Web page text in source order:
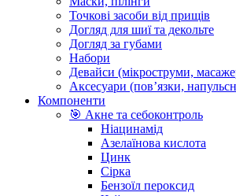
Точкові засоби від прищів
Догляд для шиї та декольте
Догляд за губами
Набори
Девайси (мікроструми,
Аксесуари (повʼязки,
Компоненти
🎯 Акне та себоконтроль
Ніацинамід
Азелаїнова кислота
Цинк
Сірка
Бензоїл пероксид